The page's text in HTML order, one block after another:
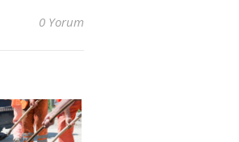
0 Yorum